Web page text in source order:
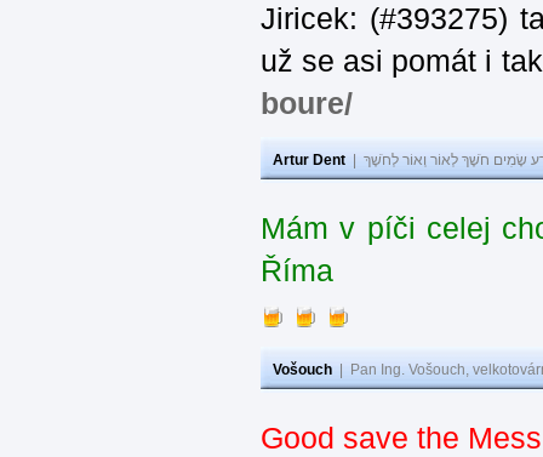
Jiricek: (#393275)
už se asi pomát i
boure/
Artur Dent שָׂמִים חֹשֶׁךְ לְאוֹר וְאוֹר לְחֹשֶׁךְ
Mám v píči celej
Říma
Vošouch Pan Ing. Vošouch,
Good save the